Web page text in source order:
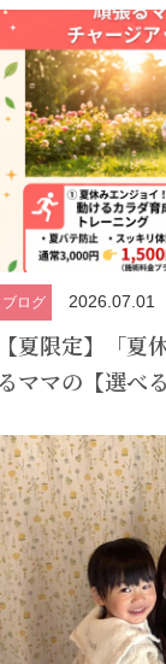
ブログ 2026.07.01
【夏限定】「夏
るママの【選べ